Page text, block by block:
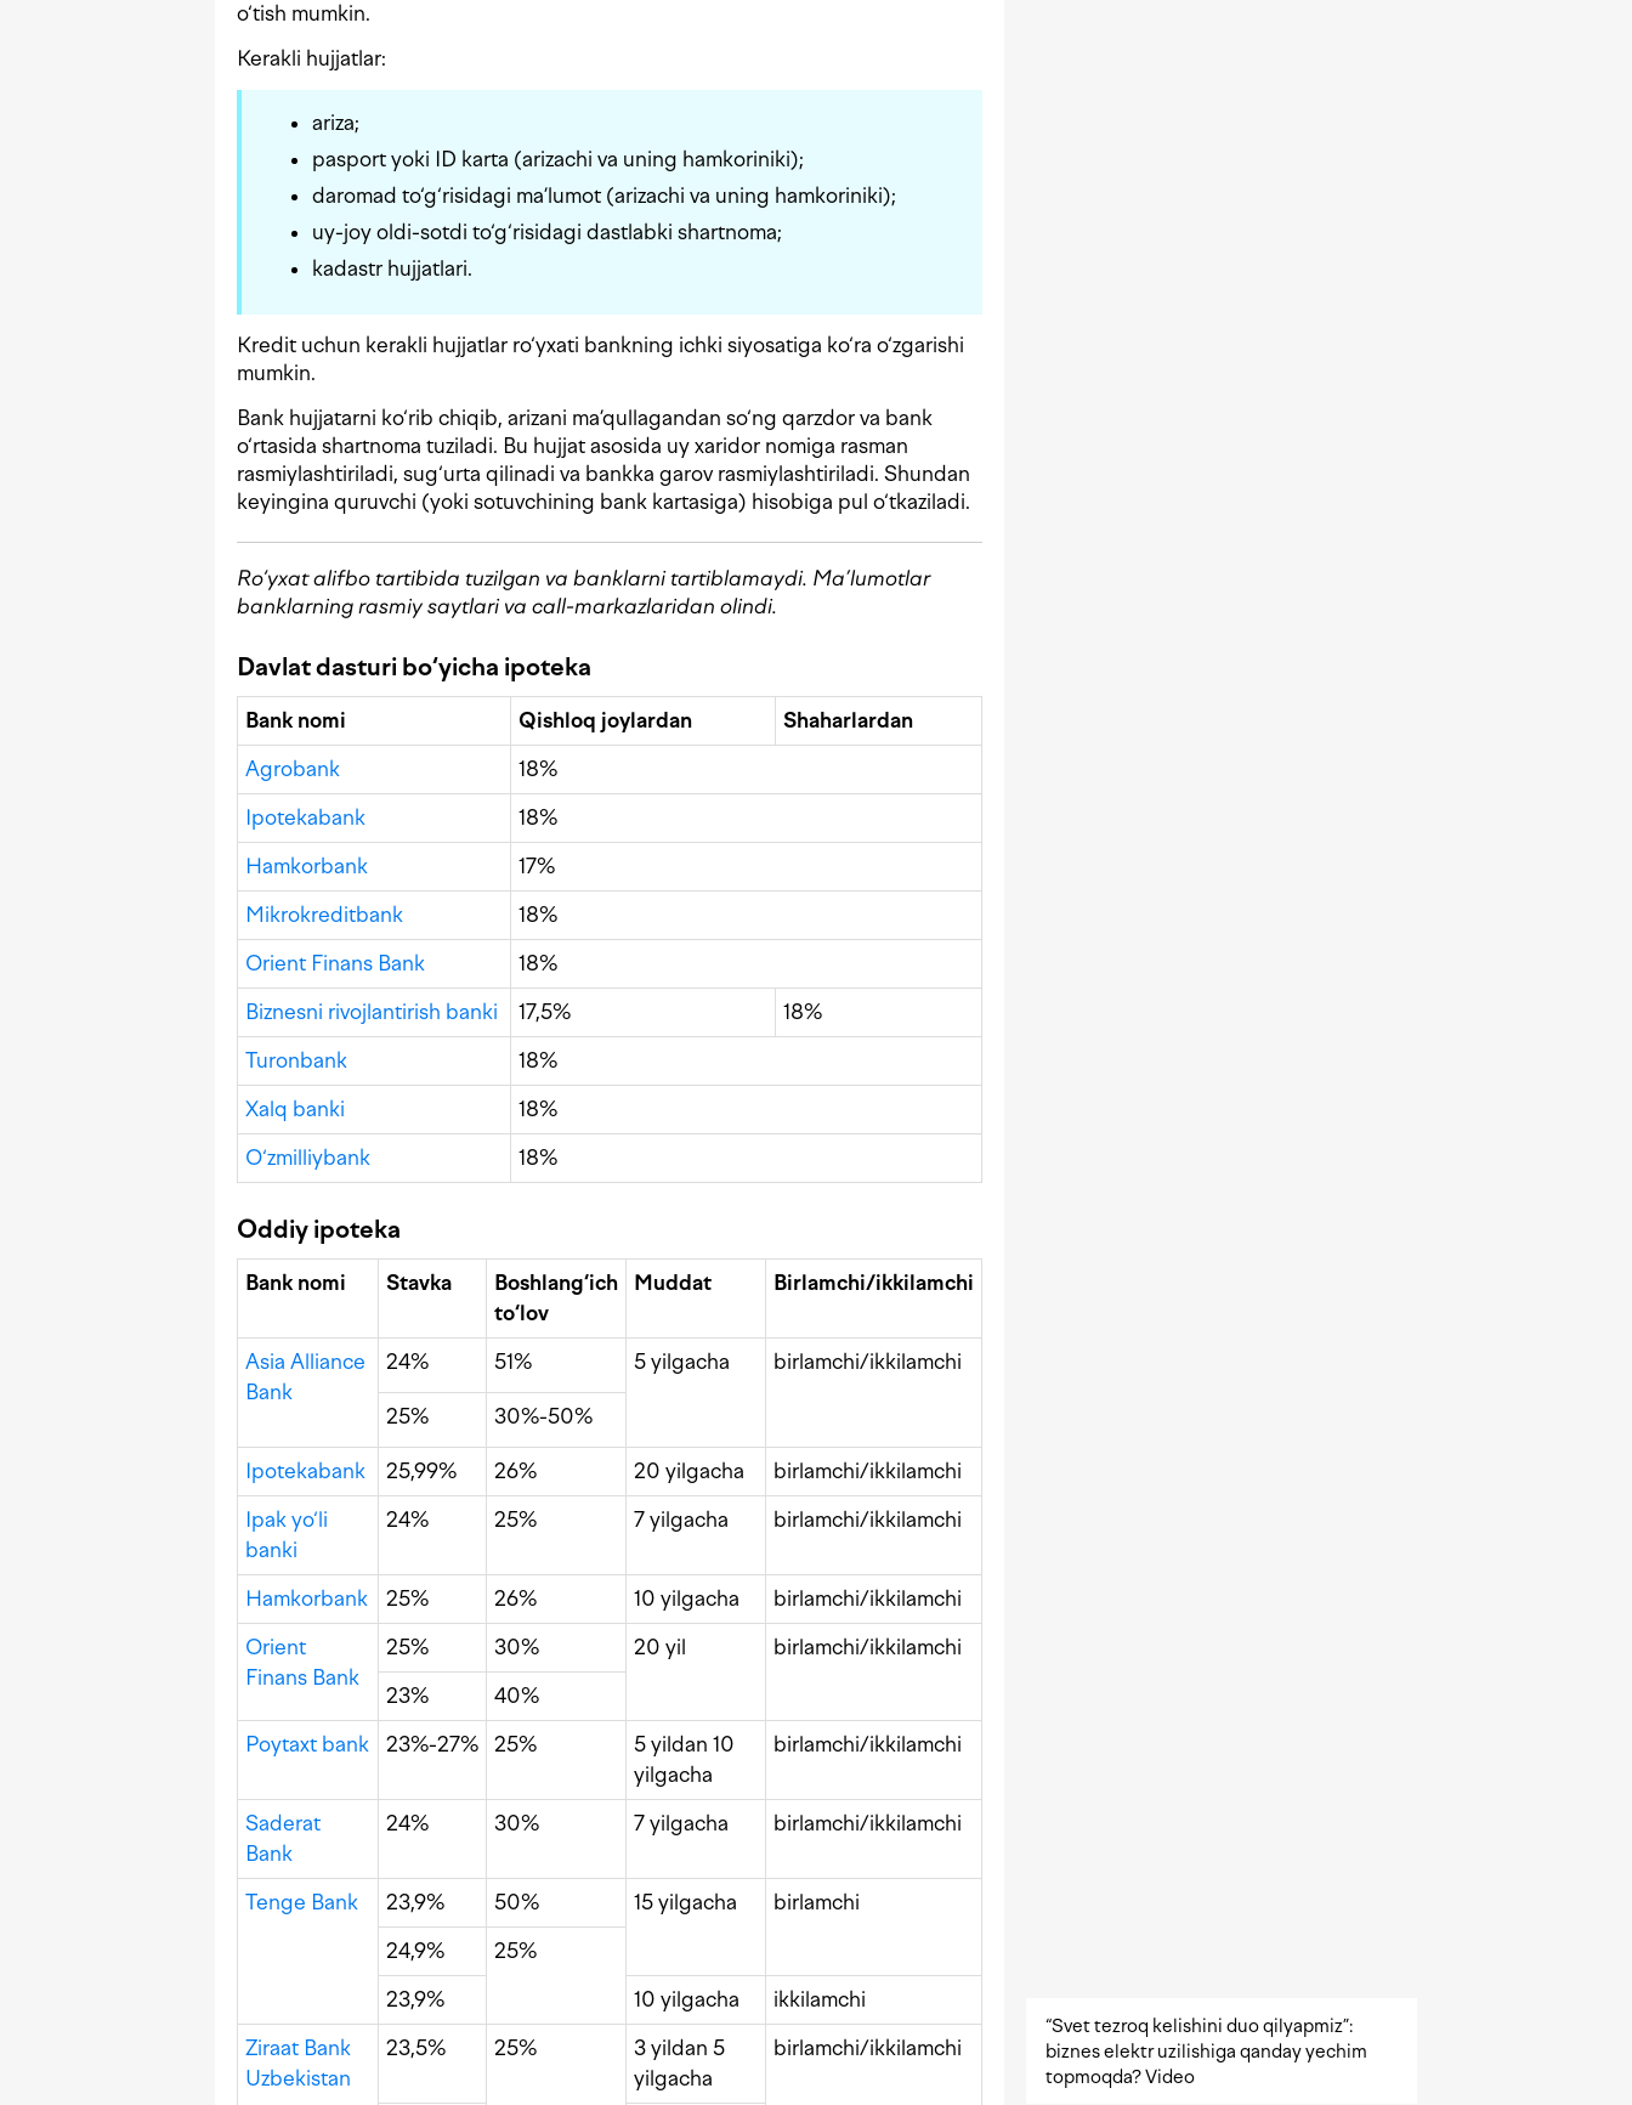
o‘tish mumkin.
Kerakli hujjatlar:
ariza;
pasport yoki ID karta (arizachi va uning hamkoriniki);
daromad to‘g‘risidagi ma’lumot (arizachi va uning hamkoriniki);
uy-joy oldi-sotdi to‘g‘risidagi dastlabki shartnoma;
kadastr hujjatlari.
Kredit uchun kerakli hujjatlar ro‘yxati bankning ichki siyosatiga ko‘ra o‘zgarishi
mumkin.
Bank hujjatarni ko‘rib chiqib, arizani ma’qullagandan so‘ng qarzdor va bank
o‘rtasida shartnoma tuziladi. Bu hujjat asosida uy xaridor nomiga rasman
rasmiylashtiriladi, sug‘urta qilinadi va bankka garov rasmiylashtiriladi. Shundan
keyingina quruvchi (yoki sotuvchining bank kartasiga) hisobiga pul o‘tkaziladi.
Ro‘yxat alifbo tartibida tuzilgan va banklarni tartiblamaydi. Ma’lumotlar
banklarning rasmiy saytlari va call-markazlaridan olindi.
Davlat dasturi bo‘yicha ipoteka
Bank nomi Qishloq joylardan
Shaharlardan
Agrobank
18%
Ipotekabank
18%
Hamkorbank
17%
Mikrokreditbank
18%
Orient Finans Bank
18%
Biznesni rivojlantirish banki
17,5%
18%
Turonbank
18%
Xalq banki
18%
O‘zmilliybank
18%
Oddiy ipoteka
Bank nomi Stavka Boshlang‘ich
to‘lov
Muddat Birlamchi/ikkilamchi
Asia Alliance
Bank
24% 51% 5 yilgacha birlamchi/ikkilamchi
25% 30%-50%
Ipotekabank 25,99% 26% 20 yilgacha
birlamchi/ikkilamchi
Ipak yo‘li
banki
24% 25% 7 yilgacha birlamchi/ikkilamchi
Hamkorbank 25% 26% 10 yilgacha
birlamchi/ikkilamchi
Orient
Finans Bank
25% 30% 20 yil
birlamchi/ikkilamchi
23%
40%
Poytaxt bank
23%-27% 25%
5 yildan 10
yilgacha
birlamchi/ikkilamchi
Saderat
Bank
24% 30% 7 yilgacha birlamchi/ikkilamchi
Tenge Bank 23,9% 50% 15 yilgacha
birlamchi
24,9%
25%
23,9%
10 yilgacha
ikkilamchi
Ziraat Bank
Uzbekistan
23,5% 25%
3 yildan 5
yilgacha
birlamchi/ikkilamchi
“Svet tezroq kelishini duo qilyapmiz”:
biznes elektr uzilishiga qanday yechim
topmoqda? Video